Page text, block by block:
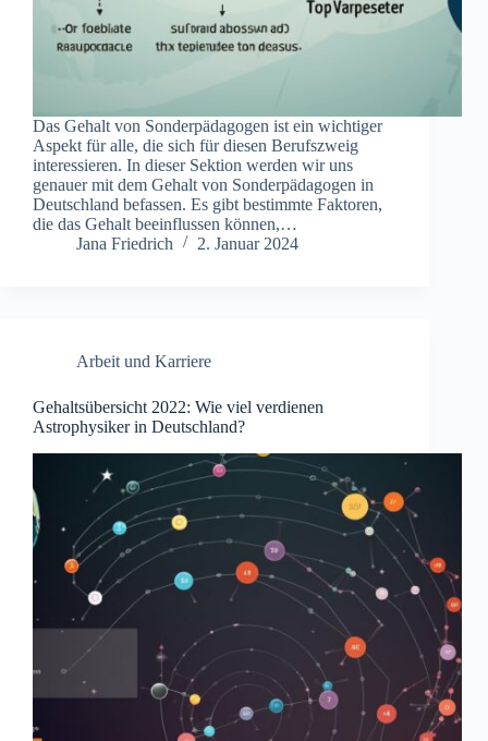
Das Gehalt von Sonderpädagogen ist ein wichtiger
Aspekt für alle, die sich für diesen Berufszweig
interessieren. In dieser Sektion werden wir uns
genauer mit dem Gehalt von Sonderpädagogen in
Deutschland befassen. Es gibt bestimmte Faktoren,
die das Gehalt beeinflussen können,…
Jana Friedrich
2. Januar 2024
Arbeit und Karriere
Gehaltsübersicht 2022: Wie viel verdienen
Astrophysiker in Deutschland?